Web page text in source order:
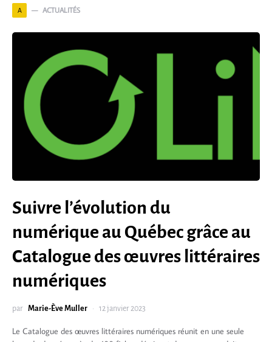
A ACTUALITÉS
Suivre l’évolution du
numérique au Québec grâce au
Catalogue des œuvres littéraires
numériques
par Marie-Ève Muller 12 janvier 2023
Le Catalogue des œuvres littéraires numériques réunit en une seule